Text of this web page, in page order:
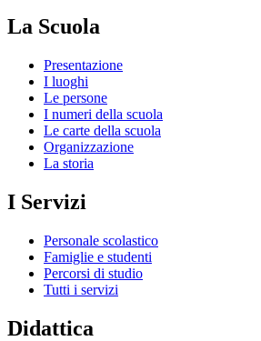
La Scuola
Presentazione
I luoghi
Le persone
I numeri della scuola
Le carte della scuola
Organizzazione
La storia
I Servizi
Personale scolastico
Famiglie e studenti
Percorsi di studio
Tutti i servizi
Didattica